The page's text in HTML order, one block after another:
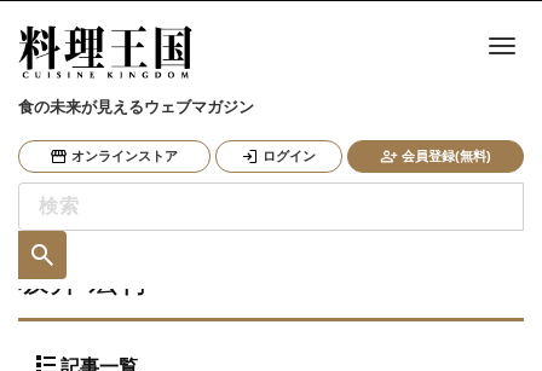
食の未来が見えるウェブマガジン
オンラインストア ログイン 会員登録(無料)
ナ
坂井 宏行
記事一覧